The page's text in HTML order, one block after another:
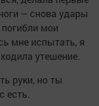
– снова удары
мои
мне испытать, я
утешение.
руки, но ты
есть.